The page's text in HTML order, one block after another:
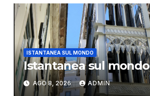
ISTANTANEA SUL MONDO
Istantanea sul mondo
AGO 8, 2026 ADMIN